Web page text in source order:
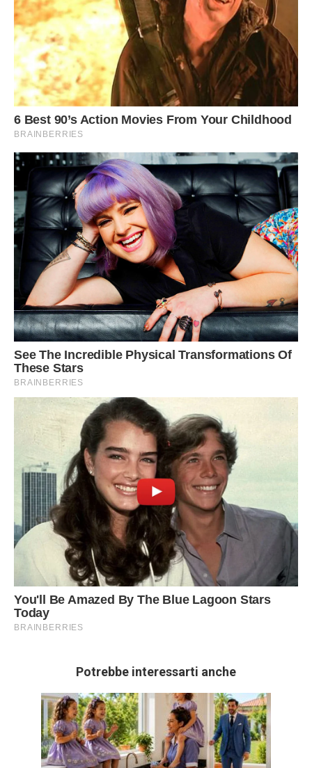
Potrebbe interessarti anche